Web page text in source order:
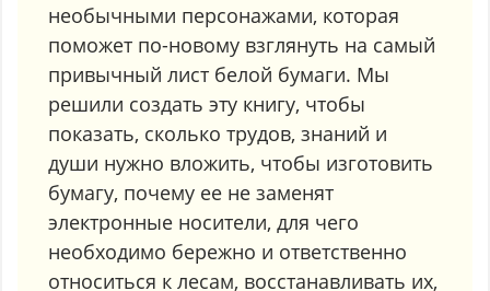
необычными персонажами, которая
поможет по-новому взглянуть на самый
привычный лист белой бумаги. Мы
решили создать эту книгу, чтобы
показать, сколько трудов, знаний и
души нужно вложить, чтобы изготовить
бумагу, почему ее не заменят
электронные носители, для чего
необходимо бережно и ответственно
относиться к лесам, восстанавливать их,